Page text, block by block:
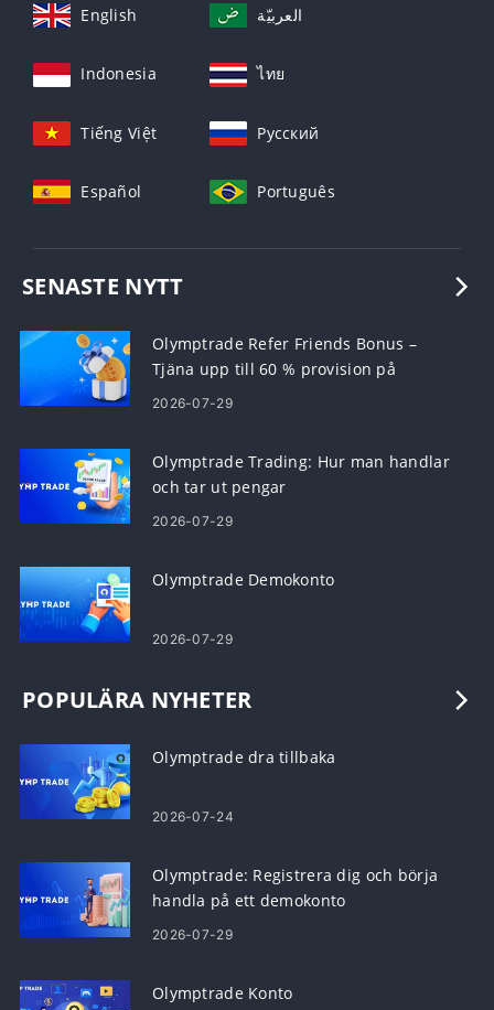
English العربيّة
Indonesia ไทย
Tiếng Việt Русский
Español Português
SENASTE NYTT
Olymptrade Refer Friends Bonus –
Tjäna upp till 60 % provision på
hänvisningar
2026-07-29
Olymptrade Trading: Hur man handlar
och tar ut pengar
2026-07-29
Olymptrade Demokonto
2026-07-29
POPULÄRA NYHETER
Olymptrade dra tillbaka
2026-07-24
Olymptrade: Registrera dig och börja
handla på ett demokonto
2026-07-29
Olymptrade Konto